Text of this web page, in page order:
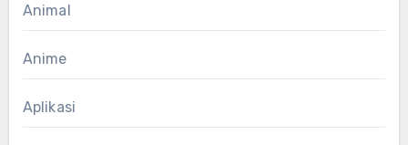
Animal
Anime
Aplikasi